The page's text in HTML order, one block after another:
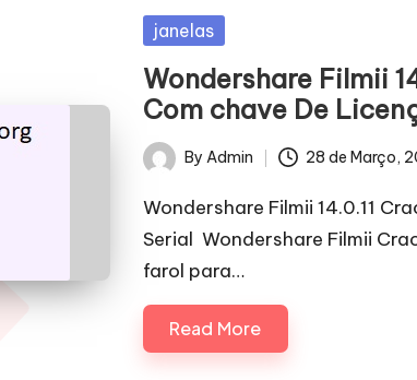
Posted
janelas
Wondershare Filmii
Com chave De
Posted
by
By Admin 28 de Março,
Wondershare Filmii 14.0.11
Serial Wondershare Filmii
farol para…
Read More